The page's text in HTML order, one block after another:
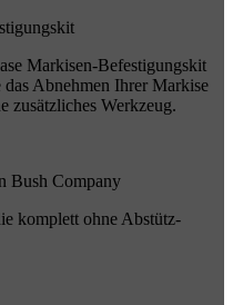
Markisen-Befestigungskit
Abnehmen Ihrer Markise
zusätzliches Werkzeug.
Bush Company
komplett ohne Abstütz-